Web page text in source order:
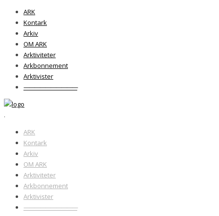
ARK
Kontark
Arkiv
OM ARK
Arktiviteter
Arkbonnement
Arktivister
——————————
.
ARK
Kontark
Arkiv
OM ARK
Arktiviteter
Arkbonnement
Arktivister
——————————